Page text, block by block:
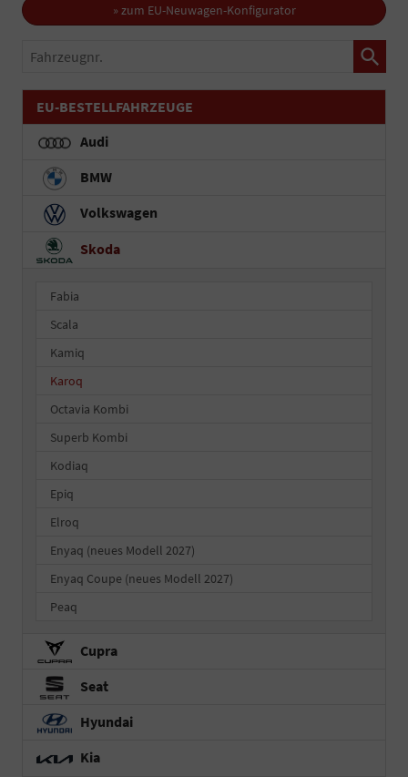
» zum EU-Neuwagen-Konfigurator
Fahrzeugnr.
EU-BESTELLFAHRZEUGE
Audi
BMW
Volkswagen
Skoda
Fabia
Scala
Kamiq
Karoq
Octavia Kombi
Superb Kombi
Kodiaq
Epiq
Elroq
Enyaq (neues Modell 2027)
Enyaq Coupe (neues Modell 2027)
Peaq
Cupra
Seat
Hyundai
Kia